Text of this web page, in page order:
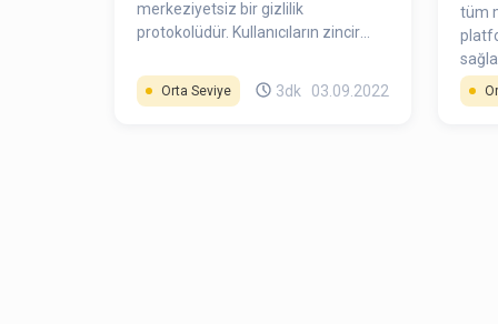
merkeziyetsiz bir gizlilik
protokolüdür. Kullanıcıların zincir
koparmalarını, para yatırma ve
çekme adresleri arasındaki işlem
Orta Seviye 3dk 03.09.2022
tüm